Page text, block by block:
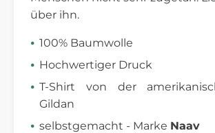
über ihn.
100% Baumwolle
Hochwertiger Druck
T-Shirt von der
Gildan
selbstgemacht - Marke Naav